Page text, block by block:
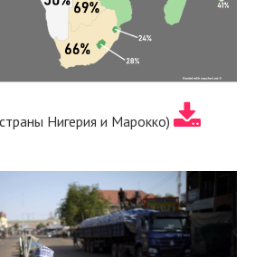
Нигерия и Марокко)